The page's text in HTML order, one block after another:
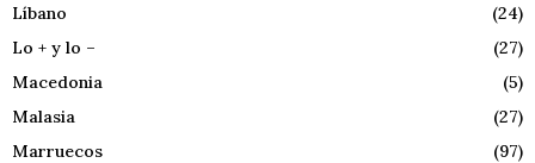
Líbano
(24)
Lo + y lo –
(27)
Macedonia
(5)
Malasia
(27)
Marruecos
(97)